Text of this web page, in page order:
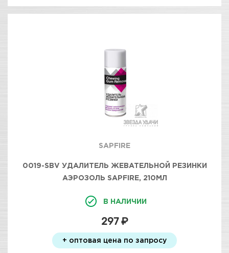
SAPFIRE
0019-SBV УДАЛИТЕЛЬ ЖЕВАТЕЛЬНОЙ РЕЗИНКИ
АЭРОЗОЛЬ SAPFIRE, 210МЛ
В НАЛИЧИИ
297 ₽
+ оптовая цена по запросу